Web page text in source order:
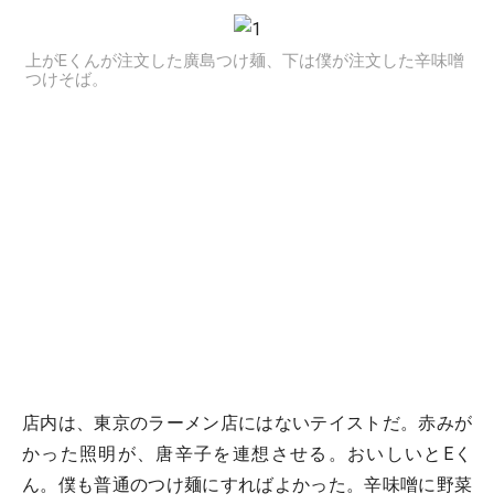
上がEくんが注文した廣島つけ麺、下は僕が注文した辛味噌
つけそば。
店内は、東京のラーメン店にはないテイストだ。赤みが
かった照明が、唐辛子を連想させる。おいしいとEく
ん。僕も普通のつけ麺にすればよかった。辛味噌に野菜